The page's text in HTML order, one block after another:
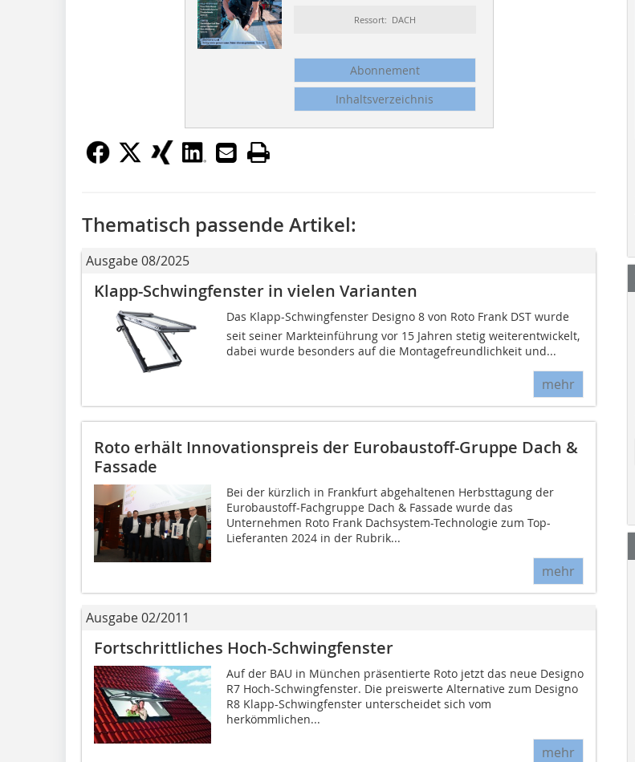
Ressort: DACH
Abonnement
Inhaltsverzeichnis
Thematisch passende Artikel:
Ausgabe 08/2025
Klapp-Schwingfenster in vielen Varianten
Das Klapp-Schwingfenster Designo 8 von Roto Frank DST wurde
seit seiner Markteinführung vor 15 Jahren stetig weiterentwickelt,
dabei wurde besonders auf die Montagefreundlichkeit und...
mehr
Roto erhält Innovationspreis der Eurobaustoff-Gruppe Dach &
Fassade
Bei der kürzlich in Frankfurt abgehaltenen Herbsttagung der
Eurobaustoff-Fachgruppe Dach & Fassade wurde das
Unternehmen Roto Frank Dachsystem-Technologie zum Top-
Lieferanten 2024 in der Rubrik...
mehr
Ausgabe 02/2011
Fortschrittliches Hoch-Schwingfenster
Auf der BAU in München präsentierte Roto jetzt das neue Designo
R7 Hoch-Schwingfenster. Die preiswerte Alternative zum Designo
R8 Klapp-Schwingfenster unterscheidet sich vom
herkömmlichen...
mehr